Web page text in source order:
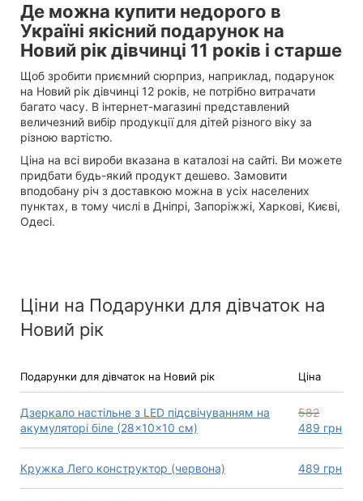
Де можна купити недорого в
Україні якісний подарунок на
Новий рік дівчинці 11 років і старше
Щоб зробити приємний сюрприз, наприклад, подарунок
на Новий рік дівчинці 12 років, не потрібно витрачати
багато часу. В інтернет-магазині представлений
величезний вибір продукції для дітей різного віку за
різною вартістю.
Ціна на всі вироби вказана в каталозі на сайті. Ви можете
придбати будь-який продукт дешево. Замовити
вподобану річ з доставкою можна в усіх населених
пунктах, в тому числі в Дніпрі, Запоріжжі, Харкові, Києві,
Одесі.
Ціни на Подарунки для дівчаток на
Новий рік
Подарунки для дівчаток на Новий рік Ціна
Дзеркало настільне з LED підсвічуванням на
акумуляторі біле (28×10×10 см)
582
489 грн
Кружка Лего конструктор (червона) 489 грн